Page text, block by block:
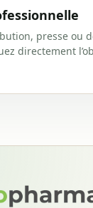
presse ou
directement